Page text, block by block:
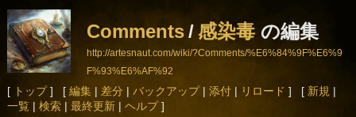
Comments/感染毒の編集
http://artesnaut.com/wiki/?Comments/%E6%84%9F%E6%9
F%93%E6%AF%92
[ トップ] [ 編集| 差分 | バックアップ| 添付| リロード ] [ 新規 |
一覧| 検索| 最終更新| ヘルプ]